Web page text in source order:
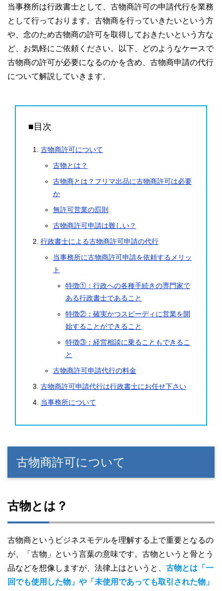
当事務所は行政書士として、古物商許可の申請代行を業務
として行っております。古物商を行っていきたいという方
や、念のため古物商の許可を取得しておきたいという方な
ど、お気軽にご依頼ください。以下、どのようなケースで
古物商の許可が必要になるのかを含め、古物商申請の代行
について解説していきます。
■目次
古物商許可について
古物とは？
古物商とは？フリマ出品に古物商許可は必要
か
無許可営業の罰則
古物商許可申請は難しい？
行政書士による古物商許可申請の代行
当事務所に古物商許可申請を依頼するメリッ
ト
特徴①：行政への各種手続きの専門家で
ある行政書士であること
特徴②：確実かつスピーディに営業を開
始することができること
特徴③：経営相談に乗ることもできるこ
と
古物商許可申請代行の料金
古物商許可申請代行は行政書士にお任せ下さい
当事務所について
古物商許可について
古物とは？
古物商というビジネスモデルを理解する上で重要となるの
が、「古物」という言葉の意味です。古物というと骨とう
品などを想像しますが、法律上はというと、 古物とは「一
回でも使用した物」や「未使用であっても取引された物」